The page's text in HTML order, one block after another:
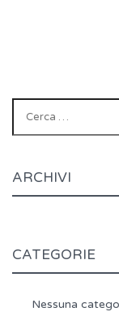
ARCHIVI
CATEGORIE
Nessuna